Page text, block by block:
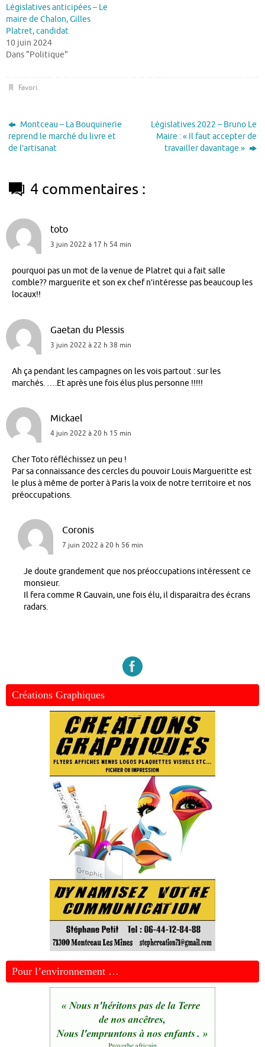
Législatives anticipées – Le
maire de Chalon, Gilles
Platret, candidat
10 juin 2024
Dans "Politique"
Favori.
Montceau – La Bouquinerie
reprend le marché du livre et
de l’artisanat
Législatives 2022 – Bruno Le
Maire : « Il faut accepter de
travailler davantage »
4 commentaires :
toto
3 juin 2022 à 17 h 54 min
pourquoi pas un mot de la venue de Platret qui a fait salle
comble?? marguerite et son ex chef n’intéresse pas beaucoup les
locaux!!
Gaetan du Plessis
3 juin 2022 à 22 h 38 min
Ah ça pendant les campagnes on les vois partout : sur les
marchés. ….Et après une fois élus plus personne !!!!!
Mickael
4 juin 2022 à 20 h 15 min
Cher Toto réfléchissez un peu !
Par sa connaissance des cercles du pouvoir Louis Margueritte est
le plus à même de porter à Paris la voix de notre territoire et nos
préoccupations.
Coronis
7 juin 2022 à 20 h 56 min
Je doute grandement que nos préoccupations intéressent ce
monsieur.
Il fera comme R Gauvain, une fois élu, il disparaitra des écrans
radars.
Créations Graphiques
Pour l’environnement …